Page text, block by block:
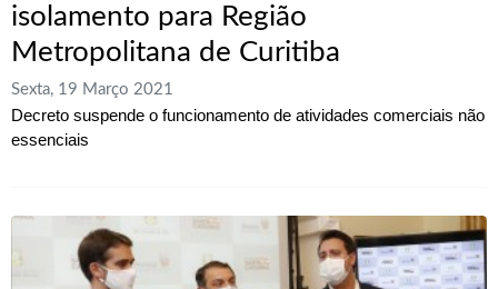
isolamento para Região
Metropolitana de Curitiba
Sexta, 19 Março 2021
Decreto suspende o funcionamento de atividades comerciais não
essenciais